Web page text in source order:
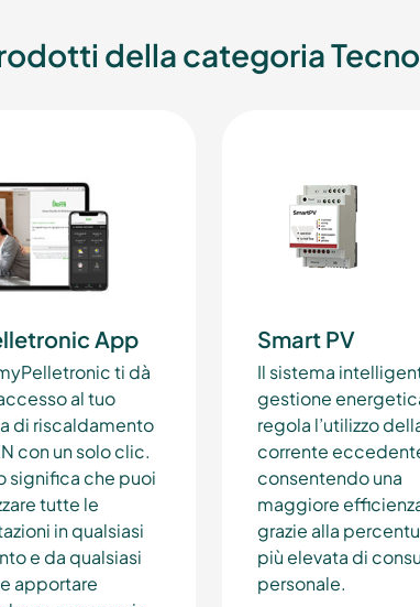
della categoria
App
ti dà
al tuo
di riscaldamento
con un solo clic.
significa che puoi
tutte le
in qualsiasi
e da qualsiasi
apportare
Smart PV
Il sistema
gestione
regola l’utilizzo
corrente
consentendo una
maggiore
grazie alla
più elevata di
personale.